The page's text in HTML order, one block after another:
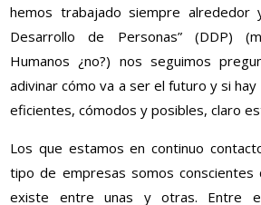
hemos trabajado siempre alrededor
Desarrollo de Personas” (DDP)
Humanos ¿no?) nos seguimos
adivinar cómo va a ser el futuro y si
eficientes, cómodos y posibles, claro
Los que estamos en continuo
tipo de empresas somos conscientes
existe entre unas y otras. Entre